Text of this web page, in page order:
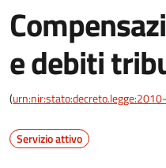
e debiti
(
Servizio attivo